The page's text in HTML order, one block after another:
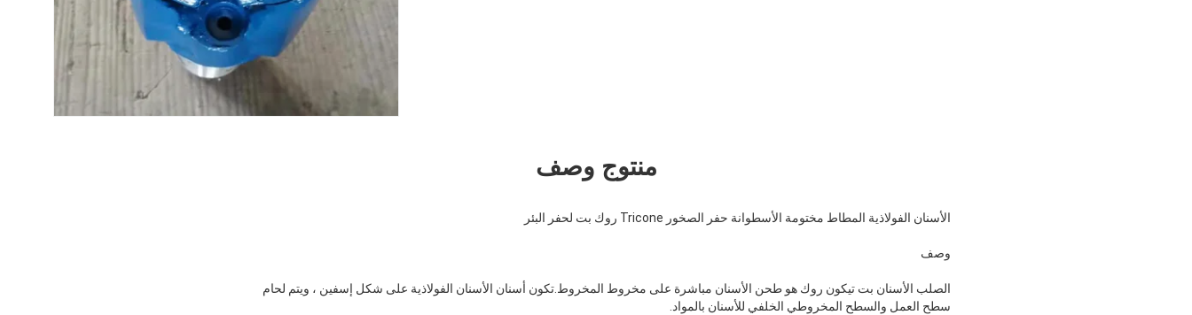
منتوج وصف
الأسنان الفولاذية المطاط مختومة الأسطوانة حفر الصخور Tricone روك بت لحفر البئر
وصف
الصلب الأسنان بت تيكون روك هو طحن الأسنان مباشرة على مخروط المخروط.تكون أسنان الأسنان الفولاذية على شكل إسفين ، ويتم لحام
سطح العمل والسطح المخروطي الخلفي للأسنان بالمواد.